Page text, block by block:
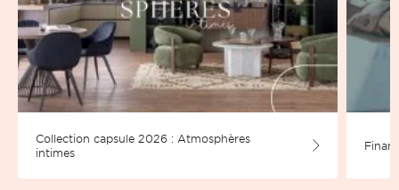
Collection capsule 2026 : Atmosphères
intimes